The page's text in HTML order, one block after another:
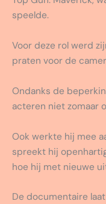
speelde.
Voor deze rol werd
praten voor de
Ondanks de
acteren niet zomaar
Ook werkte hij mee
spreekt hij
hoe hij met nieuwe
De documentaire